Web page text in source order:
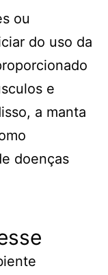
ou
do uso da
e
a manta
doenças